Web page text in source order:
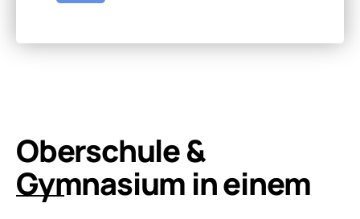
Oberschule &
Gymnasium in einem